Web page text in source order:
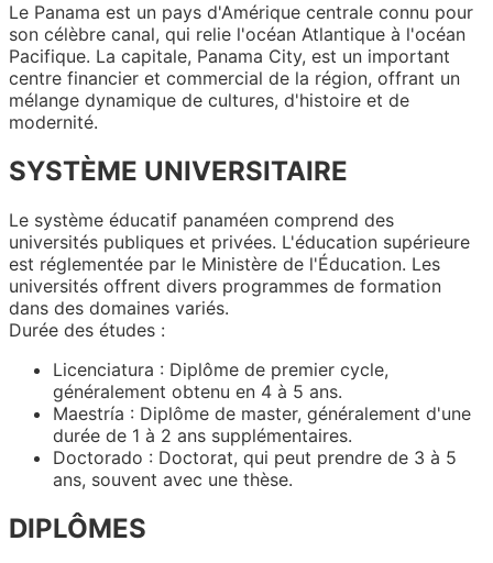
Le Panama est un pays d'Amérique centrale connu pour
son célèbre canal, qui relie l'océan Atlantique à l'océan
Pacifique. La capitale, Panama City, est un important
centre financier et commercial de la région, offrant un
mélange dynamique de cultures, d'histoire et de
modernité.
SYSTÈME UNIVERSITAIRE
Le système éducatif panaméen comprend des
universités publiques et privées. L'éducation supérieure
est réglementée par le Ministère de l'Éducation. Les
universités offrent divers programmes de formation
dans des domaines variés.
Durée des études :
Licenciatura : Diplôme de premier cycle,
généralement obtenu en 4 à 5 ans.
Maestría : Diplôme de master, généralement d'une
durée de 1 à 2 ans supplémentaires.
Doctorado : Doctorat, qui peut prendre de 3 à 5
ans, souvent avec une thèse.
DIPLÔMES